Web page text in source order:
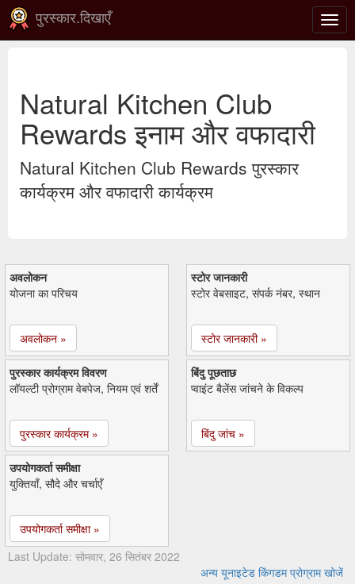
टॉगल
से
पुरस्कार.दिखाएँ
Natural Kitchen Club
Rewards इनाम और वफादारी
Natural Kitchen Club Rewards पुरस्कार
कार्यक्रम और वफादारी कार्यक्रम
अवलोकन
योजना का परिचय
अवलोकन »
स्टोर जानकारी
स्टोर वेबसाइट, संपर्क नंबर, स्थान
स्टोर जानकारी »
पुरस्कार कार्यक्रम विवरण
लॉयल्टी प्रोग्राम वेबपेज, नियम एवं शर्तें
पुरस्कार कार्यक्रम »
बिंदु पूछताछ
प्वाइंट बैलेंस जांचने के विकल्प
बिंदु जांच »
उपयोगकर्ता समीक्षा
युक्तियाँ, सौदे और चर्चाएँ
उपयोगकर्ता समीक्षा »
Last Update: सोमवार, 26 सितंबर 2022
अन्य यूनाइटेड किंगडम प्रोग्राम खोजें